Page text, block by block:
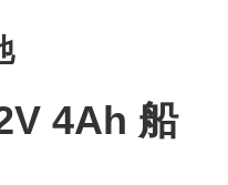
4Ah 船